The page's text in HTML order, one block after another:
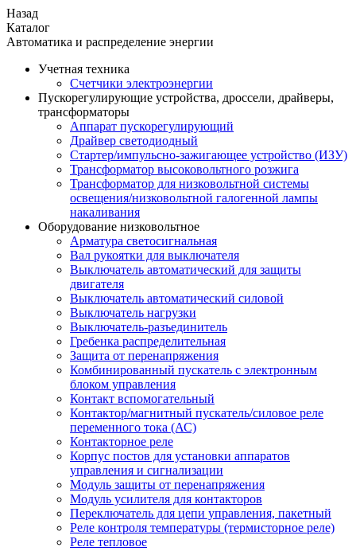
Назад
Каталог
Автоматика и распределение энергии
Учетная техника
Счетчики электроэнергии
Пускорегулирующие устройства, дроссели, драйверы,
трансформаторы
Аппарат пускорегулирующий
Драйвер светодиодный
Стартер/импульсно-зажигающее устройство (ИЗУ)
Трансформатор высоковольтного розжига
Трансформатор для низковольтной системы
освещения/низковольтной галогенной лампы
накаливания
Оборудование низковольтное
Арматура светосигнальная
Вал рукоятки для выключателя
Выключатель автоматический для защиты
двигателя
Выключатель автоматический силовой
Выключатель нагрузки
Выключатель-разъединитель
Гребенка распределительная
Защита от перенапряжения
Комбинированный пускатель с электронным
блоком управления
Контакт вспомогательный
Контактор/магнитный пускатель/силовое реле
переменного тока (АС)
Контакторное реле
Корпус постов для установки аппаратов
управления и сигнализации
Модуль защиты от перенапряжения
Модуль усилителя для контакторов
Переключатель для цепи управления, пакетный
Реле контроля температуры (термисторное реле)
Реле тепловое